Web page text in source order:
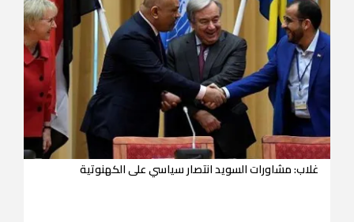
غلاب: مشاورات السويد انتصار سياسي على الكهنوتية